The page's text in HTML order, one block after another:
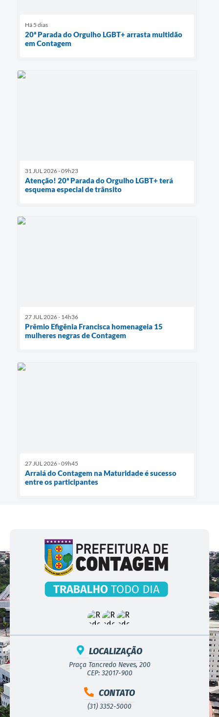
Há 5 dias
20ª Parada do Orgulho LGBT+ arrasta multidão
em Contagem
31 JUL 2026 - 09h23
Atenção! 20ª Parada do Orgulho LGBT+ terá
esquema especial de trânsito
27 JUL 2026 - 14h36
Prêmio Efigênia Francisca homenageia 15
mulheres negras de Contagem
27 JUL 2026 - 09h45
Arraiá do Contagem na Maturidade é sucesso
entre os participantes
LOCALIZAÇÃO
Praça Tancredo Neves, 200
CEP: 32017-900
CONTATO
(31) 3352-5000